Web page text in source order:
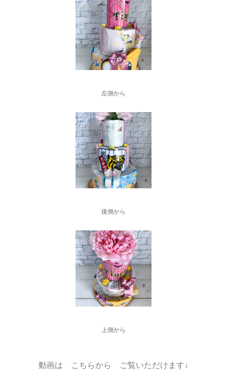
左側から
後側から
上側から
動画は こちらから ご覧いただけます↓